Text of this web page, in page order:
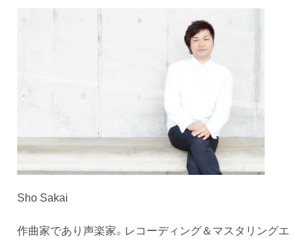
Sho Sakai
作曲家であり声楽家。レコーディング＆マスタリングエ